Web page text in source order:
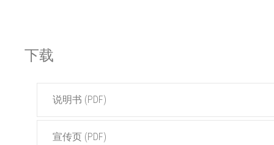
下载
说明书 (PDF)
宣传页 (PDF)